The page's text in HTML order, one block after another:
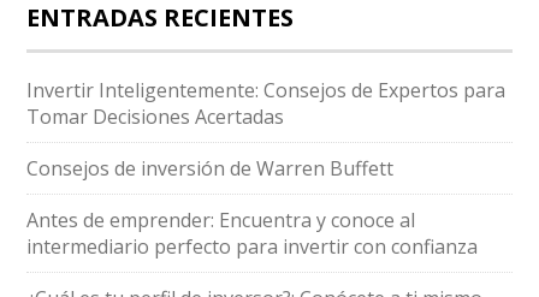
ENTRADAS RECIENTES
Invertir Inteligentemente: Consejos de Expertos para
Tomar Decisiones Acertadas
Consejos de inversión de Warren Buffett
Antes de emprender: Encuentra y conoce al
intermediario perfecto para invertir con confianza